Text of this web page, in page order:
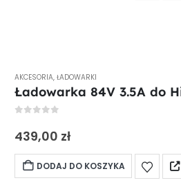
AKCESORIA, ŁADOWARKI
Ładowarka 84V 3.5A do
439,00 zł
DODAJ DO KOSZYKA